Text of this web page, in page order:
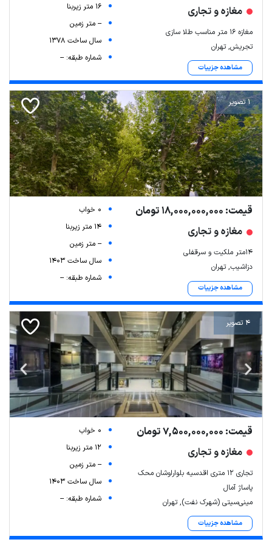
Leaflet| Map data ©ariamarz.com
مغازه و تجاری
مغازه ۱۶ متر مناسب طلا سازی
تجریش, تهران
مشاهده جزییات
16 متر زیربنا
-- متر زمین
سال ساخت 1378
شماره طبقه: --
1 تصویر
قیمت: 18,000,000,000 تومان
مغازه و تجاری
۱۴متر ملکیت و سرقفلی
دزاشیب, تهران
مشاهده جزییات
0 خواب
14 متر زیربنا
-- متر زمین
سال ساخت 1403
شماره طبقه: --
4 تصویر
قیمت: 7,500,000,000 تومان
مغازه و تجاری
تجاری ۱۲ متری اقدسیه بلواراوشان محک
پاساژ آمال
مینی‌سیتی (شهرک نفت), تهران
مشاهده جزییات
0 خواب
12 متر زیربنا
-- متر زمین
سال ساخت 1403
شماره طبقه: --